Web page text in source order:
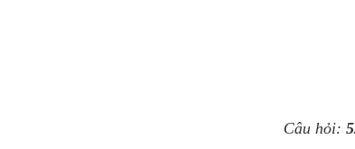
Câu hỏi: